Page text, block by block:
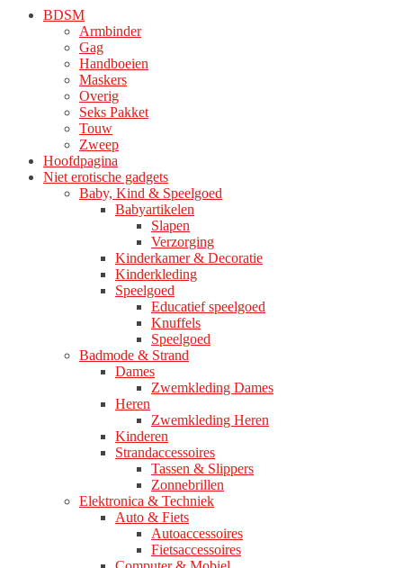
BDSM
Armbinder
Gag
Handboeien
Maskers
Overig
Seks Pakket
Touw
Zweep
Hoofdpagina
Niet erotische gadgets
Baby, Kind & Speelgoed
Babyartikelen
Slapen
Verzorging
Kinderkamer & Decoratie
Kinderkleding
Speelgoed
Educatief speelgoed
Knuffels
Speelgoed
Badmode & Strand
Dames
Zwemkleding Dames
Heren
Zwemkleding Heren
Kinderen
Strandaccessoires
Tassen & Slippers
Zonnebrillen
Elektronica & Techniek
Auto & Fiets
Autoaccessoires
Fietsaccessoires